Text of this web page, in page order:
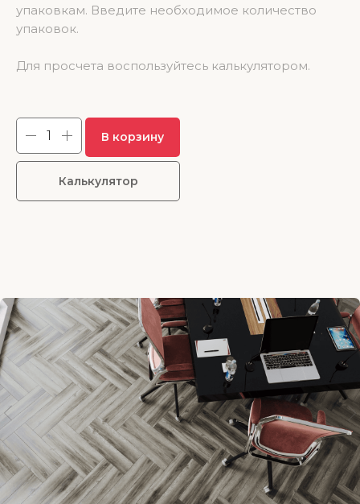
упаковкам. Введите необходимое количество
упаковок.
Для просчета воспользуйтесь калькулятором.
В корзину
Калькулятор